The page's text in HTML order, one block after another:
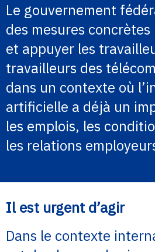
Le gouvernement
des mesures
et appuyer les
travailleurs des
dans un contexte où
artificielle a déjà un
les emplois, les
les relations
Il est urgent d’agir
Dans le contexte